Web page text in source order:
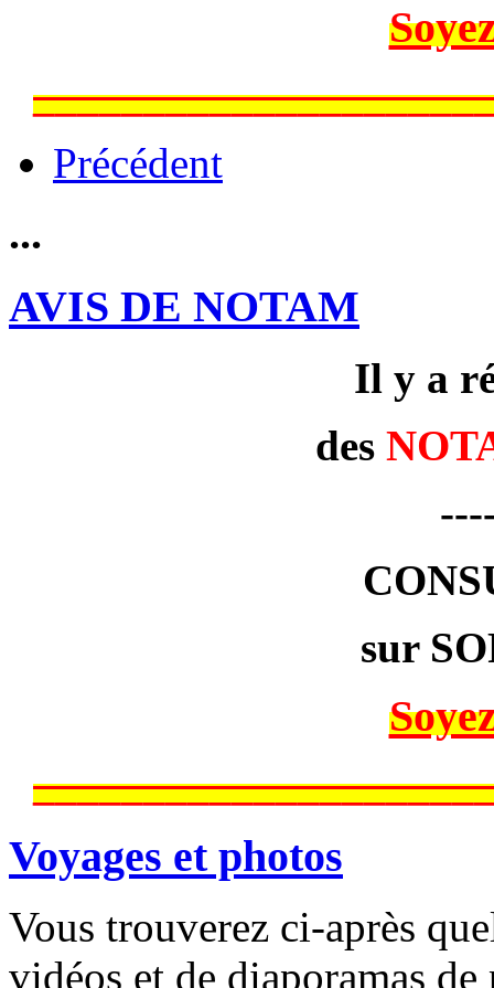
Précédent
...
AVIS DE NOTAM
Il y a
des
sur
Voyages et photos
Vous trouverez ci-après
vidéos et de diaporamas